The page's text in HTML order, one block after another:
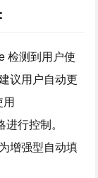
检测到用户使
议用户自动更
用
行控制。
增强型自动填